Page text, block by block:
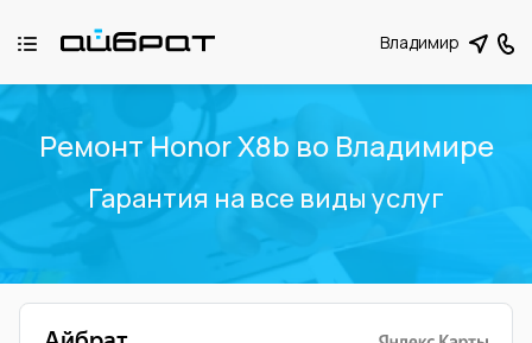
Владимир
Ремонт Honor X8b во Владимире
Гарантия на все виды услуг